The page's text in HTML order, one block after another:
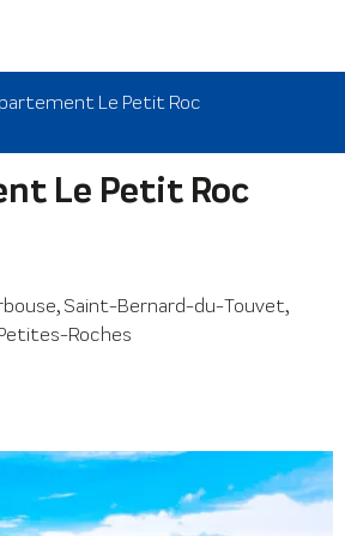
Le Petit Roc
Le Petit Roc
Saint-Bernard-du-Touvet,
Roches